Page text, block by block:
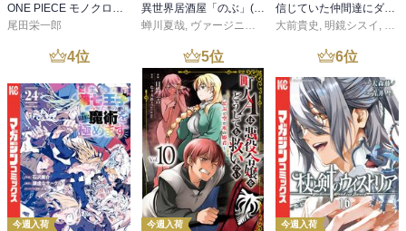
ONE PIECE モノクロ版 115
尾田栄一郎
異世界居酒屋「のぶ」(22)
蝉川夏哉, ヴァージニア二等兵 ,転
信じていた仲間達にダンジョン奥地で殺されかけたがギフト『無限ガチャ』でレベル９９９９の仲間達を手に入れて元パーティーメンバーと世界に復讐＆『ざまぁ！』します！（２３）
大前貴史 , 明鏡シスイ , ｔ
4位
今週入荷
5位
今週入荷
6位
今週入荷